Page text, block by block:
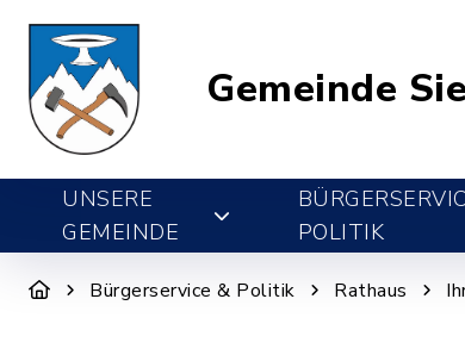
Gemeinde
UNSERE
GEMEINDE
POLITIK
Bürgerservice & Politik Rathaus